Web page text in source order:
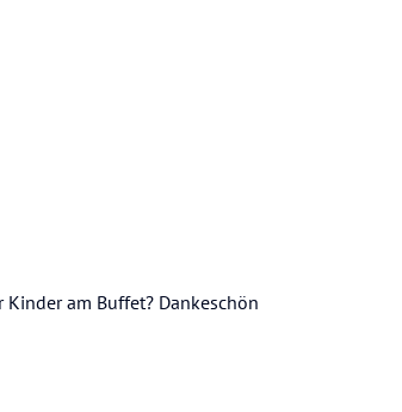
am Buffet? Dankeschön